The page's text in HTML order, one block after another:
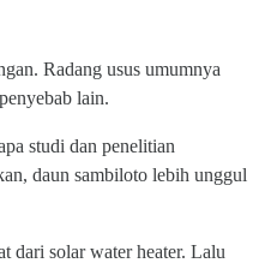
Radang usus umumnya
lain.
studi dan penelitian
daun sambiloto lebih unggul
dari solar water heater. Lalu